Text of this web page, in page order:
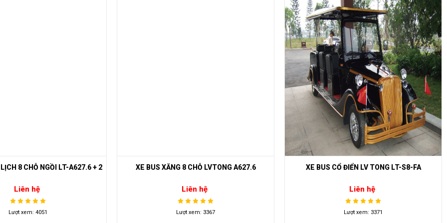
8 CHỖ LVTONG A627.6
Liên hệ
Lượt xem: 3367
XE BUS CỔ ĐIỂN LV TONG LT-S8-FA
Liên hệ
Lượt xem: 3371
XE BUÝT ĐIỆN 8 CHỖ HDK DEL6082K
Liên hệ
Lượt xem: 3117